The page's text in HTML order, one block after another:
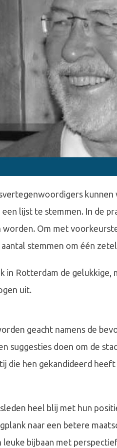
lijst te stemmen. In de
Om met
stemmen om één
in Rotterdam de
uit.
geacht namens de
suggesties doen om de
die hen gekandideerd
heel blij met hun
naar een betere
bijbaan met